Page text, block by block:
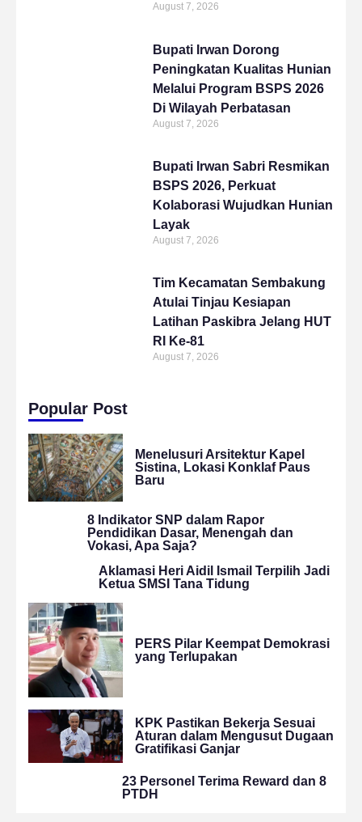
August 7, 2026
Bupati Irwan Dorong
Peningkatan Kualitas Hunian
Melalui Program BSPS 2026
Di Wilayah Perbatasan
August 7, 2026
Bupati Irwan Sabri Resmikan
BSPS 2026, Perkuat
Kolaborasi Wujudkan Hunian
Layak
August 7, 2026
Tim Kecamatan Sembakung
Atulai Tinjau Kesiapan
Latihan Paskibra Jelang HUT
RI Ke-81
August 7, 2026
Popular Post
Menelusuri Arsitektur Kapel
Sistina, Lokasi Konklaf Paus
Baru
8 Indikator SNP dalam Rapor
Pendidikan Dasar, Menengah dan
Vokasi, Apa Saja?
Aklamasi Heri Aidil Ismail Terpilih Jadi
Ketua SMSI Tana Tidung
PERS Pilar Keempat Demokrasi
yang Terlupakan
KPK Pastikan Bekerja Sesuai
Aturan dalam Mengusut Dugaan
Gratifikasi Ganjar
23 Personel Terima Reward dan 8
PTDH